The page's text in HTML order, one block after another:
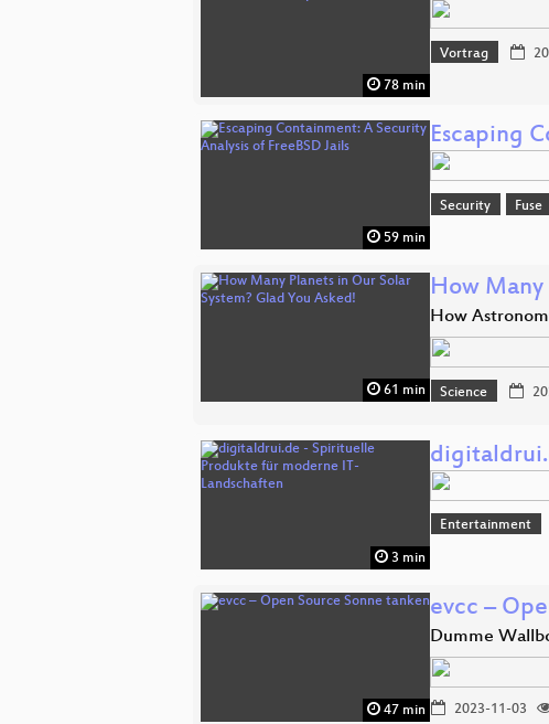
78 min
Vortrag
59 min
Escaping
Security Fuse
61 min
How Many
How
Science
3 min
Entertainment
47 min
evcc –
Dumme
2023-11-03